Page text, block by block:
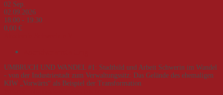
02 Sep.
02.09.2026
18:00 - 19:30
0,00 €
UMBRUCH UND WANDEL #1: Stadtbild und Arbeit Schwerin im Wandel
- von der Industriestadt zum Verwaltungssitz: Das Gelände des ehemaligen
KIW „Vorwärts“ als Beispiel der Transformation